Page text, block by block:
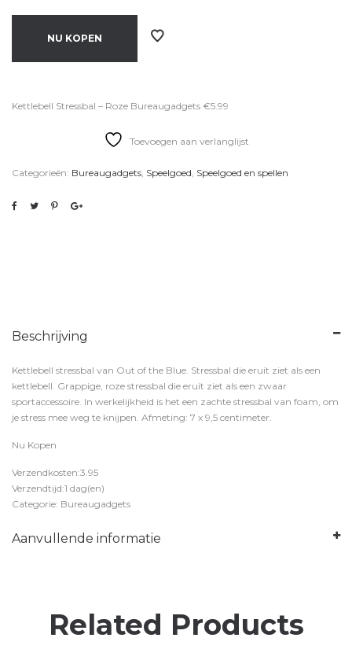
NU KOPEN
Kettlebell Stressbal – Roze Bureaugadgets €5.99
Toevoegen aan verlanglijst
Categorieën: Bureaugadgets, Speelgoed, Speelgoed en spellen
Beschrijving
Kettlebell stressbal van Out of the Blue. Stressbal die eruit ziet als een
kettlebell. Grappige, roze stressbal die eruit ziet als een zwaar
sportaccessoire. In werkelijkheid is het een zachte stressbal van foam, om
je stress mee weg te knijpen. Afmeting: 7 x 9,5 centimeter.
Nu Kopen
Verzendkosten:3.95
Verzendtijd:1 dag(en)
Categorie: Bureaugadgets
Aanvullende informatie
Related Products